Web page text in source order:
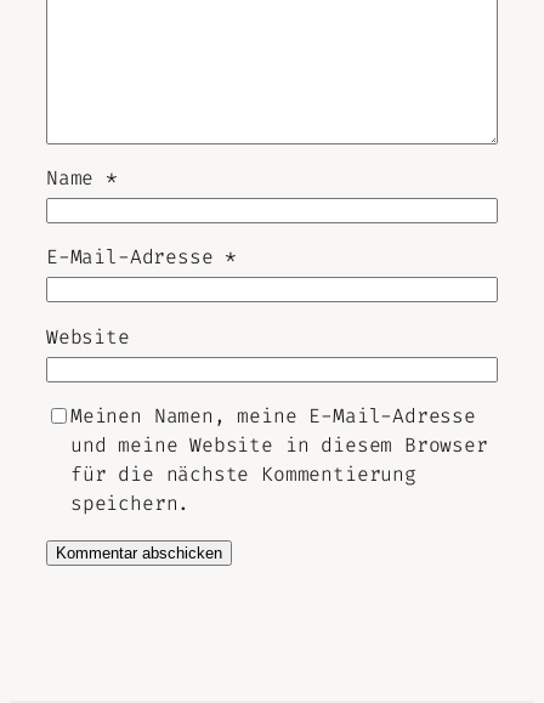
Name *
E-Mail-Adresse *
Website
Meinen Namen, meine E-Mail-Adresse
und meine Website in diesem Browser
für die nächste Kommentierung
speichern.